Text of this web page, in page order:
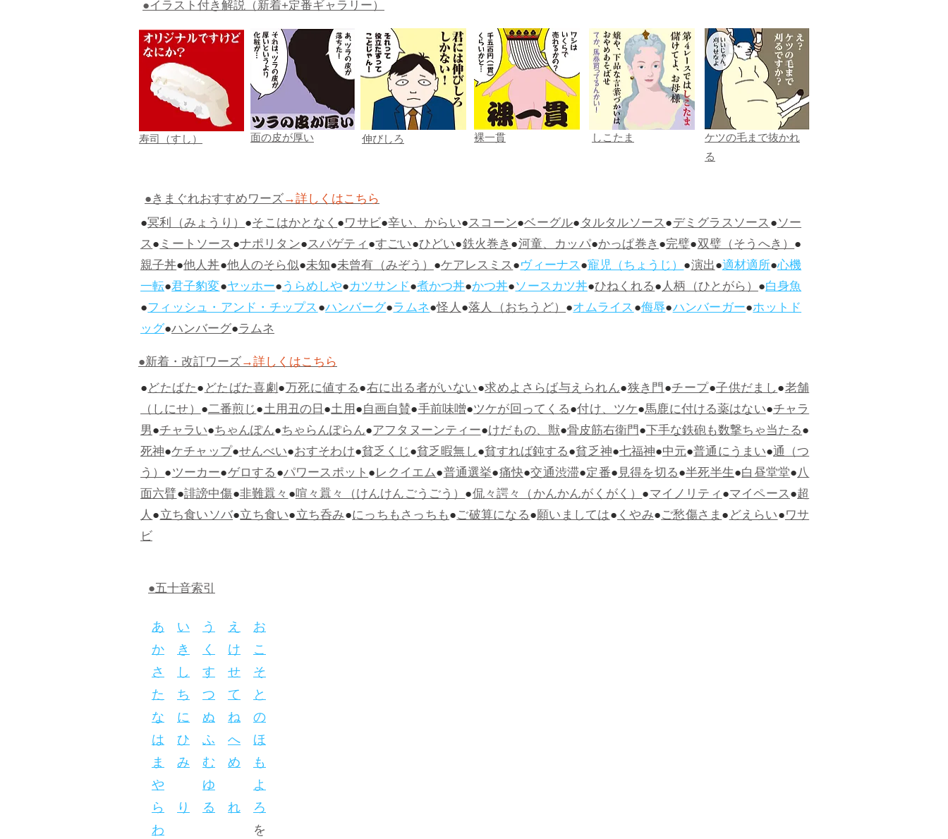
●イラスト付き解説（新着+定番ギャラリー）
寿司（すし） 面の皮が厚い 伸びしろ 裸一貫 しこたま
ケツの毛まで抜かれ
る
●きまぐれおすすめワーズ→詳しくはこちら
●冥利（みょうり）●そこはかとなく●ワサビ●辛い、からい●スコーン●ベーグル●タルタルソース●デミグラスソース●ソー
ス●ミートソース●ナポリタン●スパゲティ●すごい●ひどい●鉄火巻き●河童、カッパ●かっぱ巻き●完璧●双璧（そうへき）●
親子丼●他人丼●他人のそら似●未知●未曾有（みぞう）●ケアレスミス●ヴィーナス●寵児（ちょうじ）●演出●適材適所●心機
一転●君子豹変●ヤッホー●うらめしや●カツサンド●煮かつ丼●かつ丼●ソースカツ丼●ひねくれる●人柄（ひとがら）●白身魚
●フィッシュ・アンド・チップス●ハンバーグ●ラムネ●怪人●落人（おちうど）●オムライス●侮辱●ハンバーガー●ホットド
ッグ●ハンバーグ●ラムネ
●新着・改訂ワーズ→詳しくはこちら
●どたばた●どたばた喜劇●万死に値する●右に出る者がいない●求めよさらば与えられん●狭き門●チープ●子供だまし●老舗
（しにせ）●二番煎じ●土用丑の日●土用●自画自賛●手前味噌●ツケが回ってくる●付け、ツケ●馬鹿に付ける薬はない●チャラ
男●チャラい●ちゃんぽん●ちゃらんぽらん●アフタヌーンティー●けだもの、獣●骨皮筋右衛門●下手な鉄砲も数撃ちゃ当たる●
死神●ケチャップ●せんべい●おすそわけ●貧乏くじ●貧乏暇無し●貧すれば鈍する●貧乏神●七福神●中元●普通にうまい●通（つ
う）●ツーカー●ゲロする●パワースポット●レクイエム●普通選挙●痛快●交通渋滞●定番●見得を切る●半死半生●白昼堂堂●八
面六臂●誹謗中傷●非難囂々●喧々囂々（けんけんごうごう）●侃々諤々（かんかんがくがく）●マイノリティ●マイペース●超
人●立ち食いソバ●立ち食い●立ち呑み●にっちもさっちも●ご破算になる●願いましては●くやみ●ご愁傷さま●どえらい●ワサ
ビ
●五十音索引
あ い う え お
か き く け こ
さ し す せ そ
た ち つ て と
な に ぬ ね の
は ひ ふ へ ほ
ま み む め も
や
ゆ
よ
ら り る れ ろ
わ を